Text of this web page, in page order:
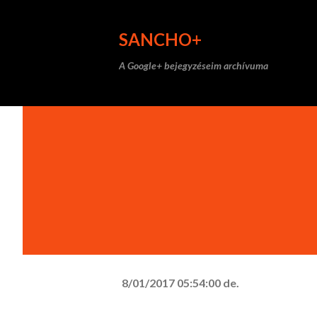
SANCHO+
A Google+ bejegyzéseim archívuma
8/01/2017 05:54:00 de.